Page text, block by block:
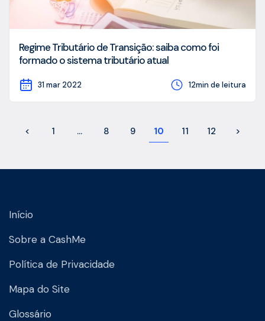
Regime Tributário de Transição: saiba como foi
formado o sistema tributário atual
31 mar 2022 12min de leitura
< 1 … 8 9 10 11 12 >
Início
Sobre a CashMe
Política de Privacidade
Mapa do Site
Glossário